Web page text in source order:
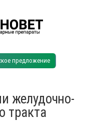
предложение
желудочно-
тракта